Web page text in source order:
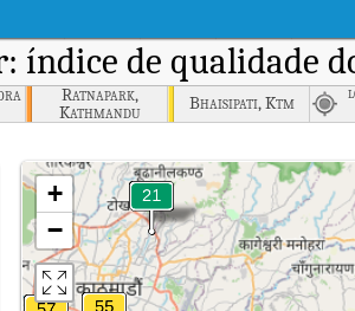
: índice de qualidade
Ratnapark,
Kathmandu
Bhaisipati, Ktm
real em Birendra School, Bhaktapur.
+
−